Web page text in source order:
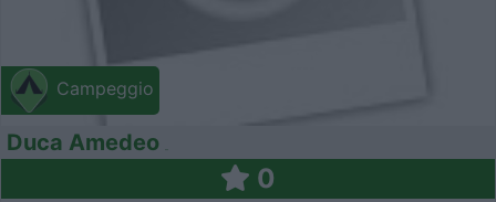
Campeggio
Duca Amedeo
0